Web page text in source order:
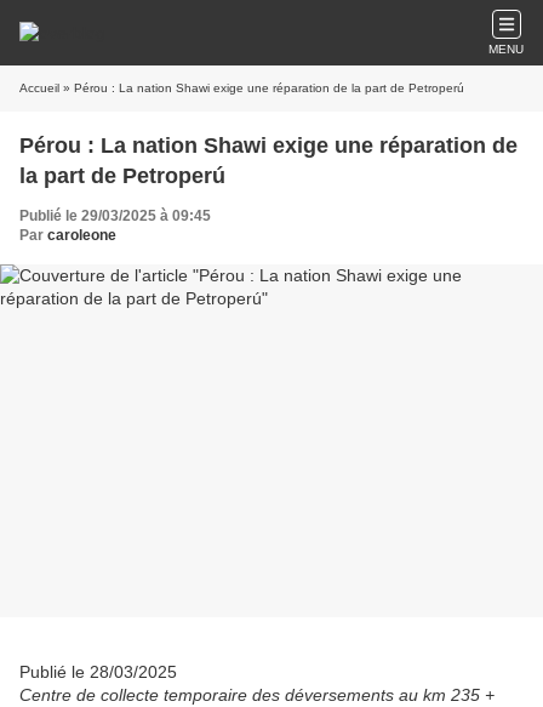
MENU
Accueil » Pérou : La nation Shawi exige une réparation de la part de Petroperú
Pérou : La nation Shawi exige une réparation de
la part de Petroperú
Publié le 29/03/2025 à 09:45
Par caroleone
Publié le 28/03/2025
Centre de collecte temporaire des déversements au km 235 +